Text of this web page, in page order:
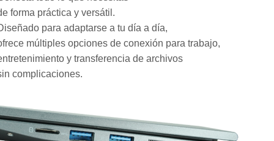
forma práctica y versátil.
para adaptarse a tu día a día,
múltiples opciones de conexión para trabajo,
y transferencia de archivos
complicaciones.